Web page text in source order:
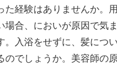
た経験はありませんか。
場合、においが原因で気
。入浴をせずに、髪につ
のでしょうか。美容師の